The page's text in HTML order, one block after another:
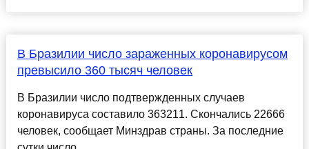
В Бразилии число зараженных коронавирусом
превысило 360 тысяч человек
В Бразилии число подтвержденных случаев
коронавируса составило 363211. Скончались 22666
человек, сообщает Минздрав страны. За последние